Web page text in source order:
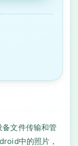
文件传输和管
中的照片，